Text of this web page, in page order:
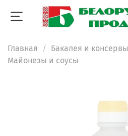
Главная Бакалея и консервы
Майонезы и соусы